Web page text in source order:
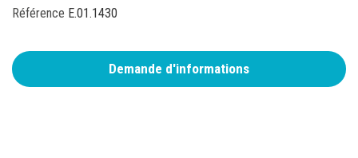
Référence E.01.1430
Demande d'informations